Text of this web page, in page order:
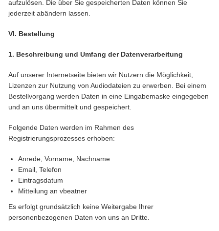
aufzulösen. Die über Sie gespeicherten Daten können Sie
jederzeit abändern lassen.
VI. Bestellung
1. Beschreibung und Umfang der Datenverarbeitung
Auf unserer Internetseite bieten wir Nutzern die Möglichkeit,
Lizenzen zur Nutzung von Audiodateien zu erwerben. Bei einem
Bestellvorgang werden Daten in eine Eingabemaske eingegeben
und an uns übermittelt und gespeichert.
Folgende Daten werden im Rahmen des
Registrierungsprozesses erhoben:
Anrede, Vorname, Nachname
Email, Telefon
Eintragsdatum
Mitteilung an vbeatner
Es erfolgt grundsätzlich keine Weitergabe Ihrer
personenbezogenen Daten von uns an Dritte.